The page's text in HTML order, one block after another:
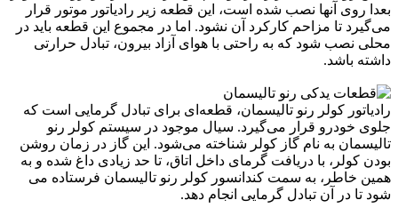
بعدا روی آنها نصب شده است، این قطعه زیر رادیاتور موتور قرار
می‌گیرد تا مزاحم کارکرد آن نشود. اما در مجموع این قطعه باید در
محلی نصب شود که به راحتی با هوای آزاد بیرون، تبادل حرارتی
داشته باشد.
رادیاتور کولر رنو تالیسمان، قطعه‌ای برای تبادل گرمایی است که
جلوی خودرو قرار می‌گیرد. سیال موجود در سیستم کولر رنو
تالیسمان به نام گاز کولر شناخته می‌شود. این گاز در زمان روشن
بودن کولر، با دریافت گرمای داخل اتاق، تا حد زیادی داغ شده و به
همین خاطر، به سمت کندانسور کولر رنو تالیسمان فرستاده می
شود تا در آن تبادل گرمایی انجام دهد.